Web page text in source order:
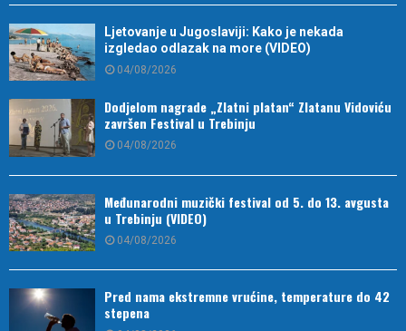
Ljetovanje u Jugoslaviji: Kako je nekada
izgledao odlazak na more (VIDEO)
04/08/2026
Dodjelom nagrade „Zlatni platan“ Zlatanu Vidoviću
završen Festival u Trebinju
04/08/2026
Međunarodni muzički festival od 5. do 13. avgusta
u Trebinju (VIDEO)
04/08/2026
Pred nama ekstremne vrućine, temperature do 42
stepena